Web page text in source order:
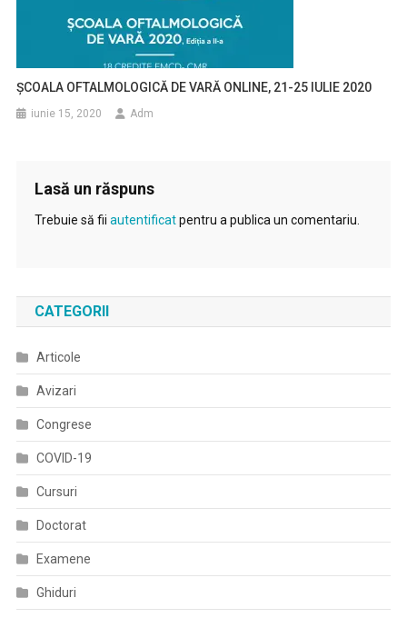
ȘCOALA OFTALMOLOGICĂ DE VARĂ ONLINE, 21-25 IULIE 2020
iunie 15, 2020 Adm
Lasă un răspuns
Trebuie să fii autentificatpentru a publica un comentariu.
CATEGORII
Articole
Avizari
Congrese
COVID-19
Cursuri
Doctorat
Examene
Ghiduri